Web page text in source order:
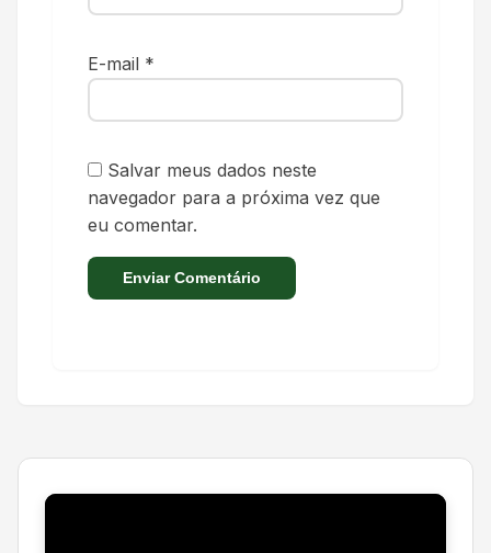
E-mail *
Salvar meus dados neste
navegador para a próxima vez que
eu comentar.